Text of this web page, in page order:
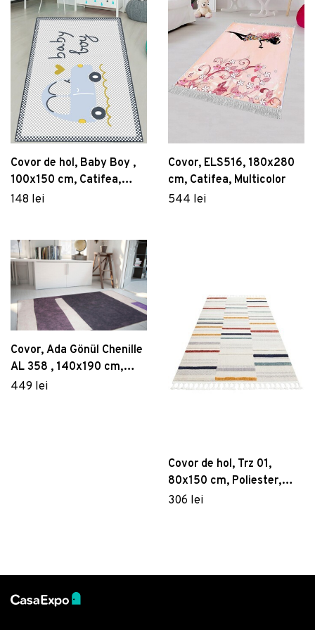
Covor de hol, Baby Boy ,
100x150 cm, Catifea,
Multicolor
148 lei
Covor, ELS516, 180x280
cm, Catifea, Multicolor
544 lei
Covor, Ada Gönül Chenille
AL 358 , 140x190 cm,
Poliester , Multicolor
449 lei
Covor de hol, Trz 01,
80x150 cm, Poliester,
Multicolor
306 lei